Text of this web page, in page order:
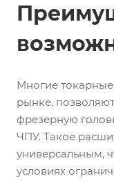
Многие
рынке,
фрезерную
ЧПУ. Такое
универсальным,
условиях